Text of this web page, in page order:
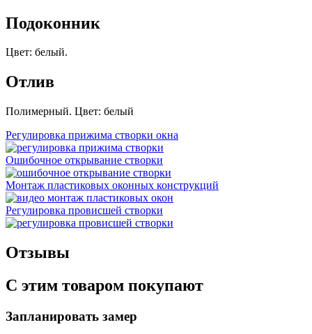
Подоконник
Цвет: белый.
Отлив
Полимерный. Цвет: белый
Регулировка прижима створки окна
Ошибочное открывание створки
Монтаж пластиковых оконных конструкций
Регулировка провисшей створки
Отзывы
С этим товаром покупают
Запланировать замер